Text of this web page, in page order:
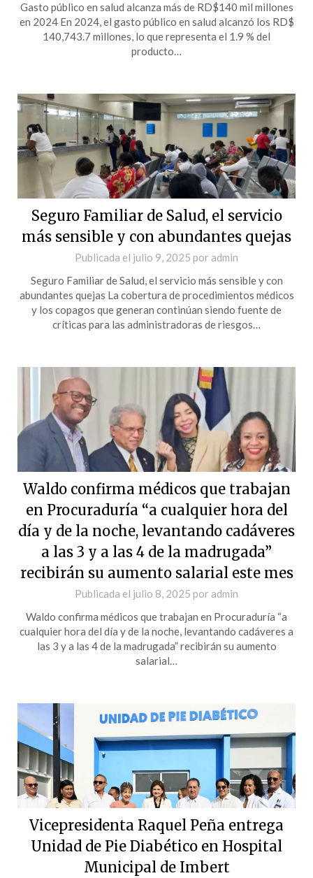
Gasto público en salud alcanza más de RD$140 mil millones
en 2024 En 2024, el gasto público en salud alcanzó los RD$
140,743.7 millones, lo que representa el 1.9 % del
producto…
Seguro Familiar de Salud, el servicio
más sensible y con abundantes quejas
Publicada el julio 9, 2025 por admin
Seguro Familiar de Salud, el servicio más sensible y con
abundantes quejas La cobertura de procedimientos médicos
y los copagos que generan continúan siendo fuente de
críticas para las administradoras de riesgos…
Waldo confirma médicos que trabajan
en Procuraduría “a cualquier hora del
día y de la noche, levantando cadáveres
a las 3 y a las 4 de la madrugada”
recibirán su aumento salarial este mes
Publicada el julio 8, 2025 por admin
Waldo confirma médicos que trabajan en Procuraduría “a
cualquier hora del día y de la noche, levantando cadáveres a
las 3 y a las 4 de la madrugada” recibirán su aumento
salarial…
Vicepresidenta Raquel Peña entrega
Unidad de Pie Diabético en Hospital
Municipal de Imbert